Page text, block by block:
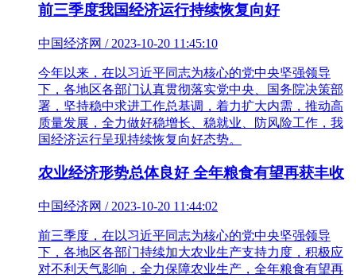
前三季度我国经济运行持续恢复向好
中国经济网 / 2023-10-20 11:45:10
今年以来，在以习近平同志为核心的党中央坚强领导
下，各地区各部门认真贯彻落实党中央、国务院决策部
署，坚持稳中求进工作总基调，着力扩大内需，推动高
质量发展，全力做好稳增长、稳就业、防风险工作，我
国经济运行呈现持续恢复向好态势。
农业经济形势总体良好 全年粮食有望再获丰收
中国经济网 / 2023-10-20 11:44:02
前三季度，在以习近平同志为核心的党中央坚强领导
下，各地区各部门持续加大农业生产支持力度，积极应
对不利天气影响，全力保障农业生产，全年粮食有望再